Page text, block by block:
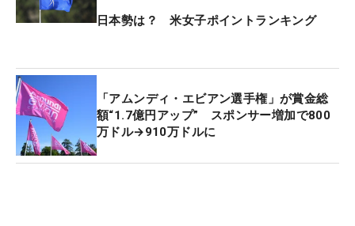
スペースがないし考え中」（千怜）と、これも姉妹
にとっては楽しみにしていることだ。
2週前の「KPMG全米女子プロ選手権」を終え、一
度、日本に帰国。その間に姉妹には“変化”もあっ
た。4日に地元・埼玉県の美容院へ行き、明愛は
「少し切ってもらいました」と明るいメッシュの髪
型を見せる。驚かされたのは、ロングヘアーだった
日本勢は？ 米女子ポイントランキング
「アムンディ・エビアン選手権」が賞金総
額“1.7億円アップ” スポンサー増加で800
万ドル→910万ドルに